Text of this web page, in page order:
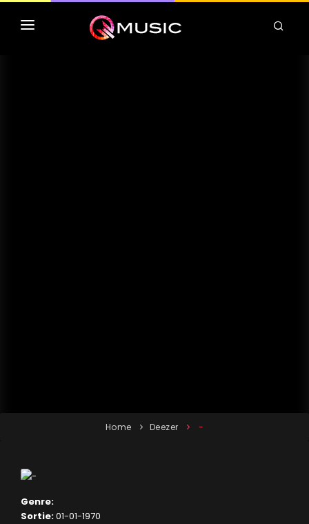
Home Deezer -
Genre:
Sortie:01-01-1970